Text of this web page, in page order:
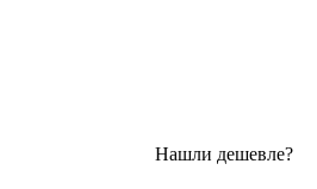
Нашли дешевле?